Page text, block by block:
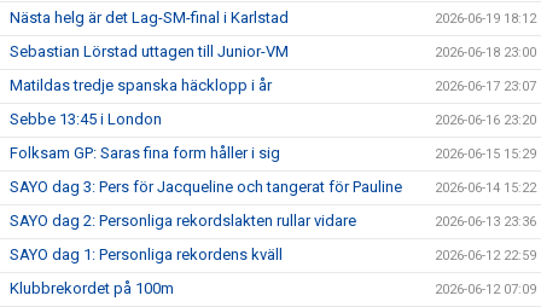
Nästa helg är det Lag-SM-final i Karlstad 2026-06-19 18:12
Sebastian Lörstad uttagen till Junior-VM 2026-06-18 23:00
Matildas tredje spanska häcklopp i år 2026-06-17 23:07
Sebbe 13:45 i London 2026-06-16 23:20
Folksam GP: Saras fina form håller i sig 2026-06-15 15:29
SAYO dag 3: Pers för Jacqueline och tangerat för Pauline 2026-06-14 15:22
SAYO dag 2: Personliga rekordslakten rullar vidare 2026-06-13 23:36
SAYO dag 1: Personliga rekordens kväll 2026-06-12 22:59
Klubbrekordet på 100m 2026-06-12 07:09